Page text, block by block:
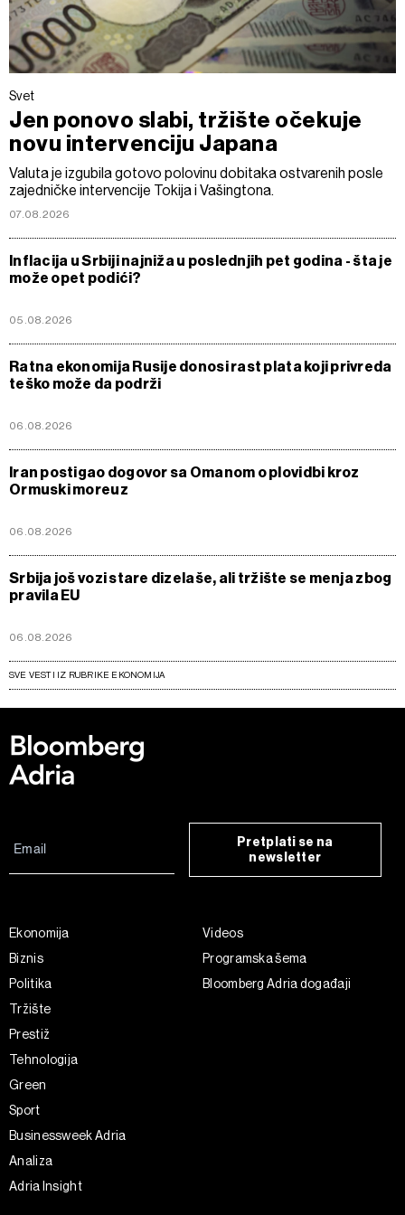
Svet
Jen ponovo slabi, tržište očekuje
novu intervenciju Japana
Valuta je izgubila gotovo polovinu dobitaka ostvarenih posle
zajedničke intervencije Tokija i Vašingtona.
07.08.2026
Inflacija u Srbiji najniža u poslednjih pet godina - šta je
može opet podići?
05.08.2026
Ratna ekonomija Rusije donosi rast plata koji privreda
teško može da podrži
06.08.2026
Iran postigao dogovor sa Omanom o plovidbi kroz
Ormuski moreuz
06.08.2026
Srbija još vozi stare dizelaše, ali tržište se menja zbog
pravila EU
06.08.2026
SVE VESTI IZ RUBRIKE EKONOMIJA
Pretplati se na
newsletter
Ekonomija
Biznis
Politika
Tržište
Prestiž
Tehnologija
Green
Sport
Businessweek Adria
Analiza
Adria Insight
Videos
Programska šema
Bloomberg Adria događaji